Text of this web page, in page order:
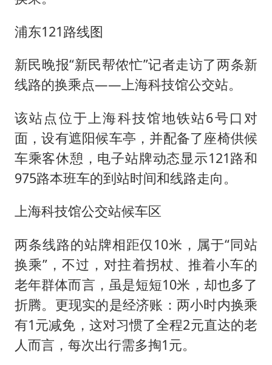
浦东121路线图
新民晚报“新民帮侬忙”记者走访了两条新
线路的换乘点——上海科技馆公交站。
该站点位于上海科技馆地铁站6号口对
面，设有遮阳候车亭，并配备了座椅供候
车乘客休憩，电子站牌动态显示121路和
975路本班车的到站时间和线路走向。
上海科技馆公交站候车区
两条线路的站牌相距仅10米，属于“同站
换乘”，不过，对拄着拐杖、推着小车的
老年群体而言，虽是短短10米，却也多了
折腾。更现实的是经济账：两小时内换乘
有1元减免，这对习惯了全程2元直达的老
人而言，每次出行需多掏1元。